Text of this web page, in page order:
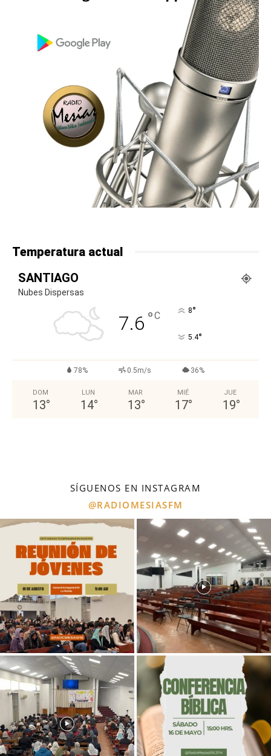
Temperatura actual
SANTIAGO
Nubes Dispersas
7.6 °C 8°
5.4°
78% 0.5m/s 36%
DOM
13°
LUN
14°
MAR
13°
MIÉ
17°
JUE
19°
SÍGUENOS EN INSTAGRAM
@RADIOMESIASFM